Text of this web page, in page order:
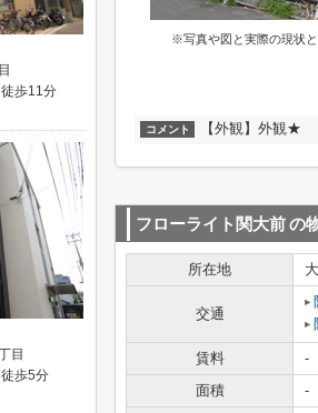
※写真や図と実際の現状
コメント 【外観】外観★
フローライト関大前の
所在地
交通
賃料
-
面積
-
歩11分
目
歩5分